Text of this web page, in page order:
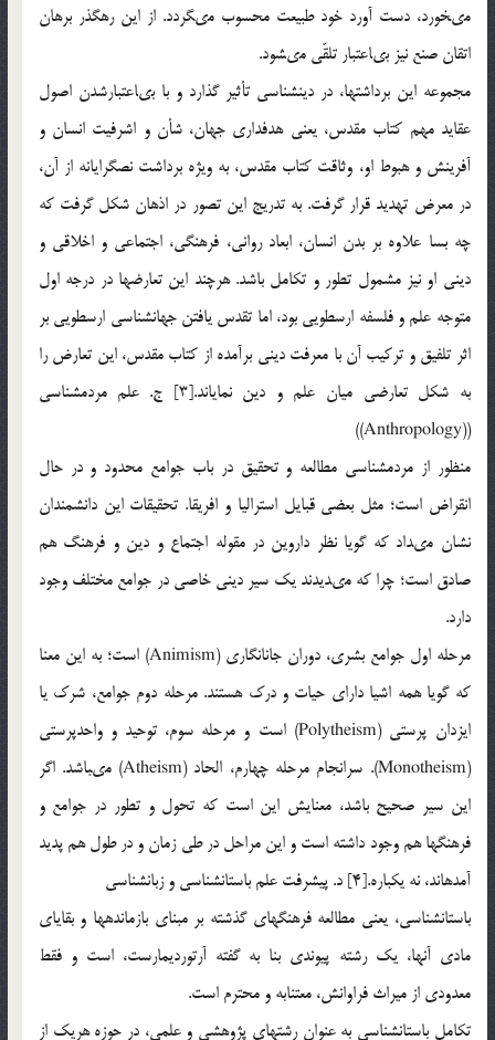
مى‏خورد، دست آورد خود طبيعت محسوب مى‏گردد. از اين رهگذر برهان
اتقان صنع نيز بى‏اعتبار تلقّى مى‏شود.
مجموعه اين برداشت‏ها، در دين‏شناسى تأثير گذارد و با بى‏اعتبارشدن اصول
عقايد مهم كتاب مقدس، يعنى هدف‏دارى جهان، شأن و اشرفيت انسان و
آفرينش و هبوط او، وثاقت كتاب مقدس، به ويژه برداشت نص‏گرايانه از آن،
در معرض تهديد قرار گرفت. به تدريج اين تصور در اذهان شكل گرفت كه
چه بسا علاوه بر بدن انسان، ابعاد روانى، فرهنگى، اجتماعى و اخلاقى و
دينى او نيز مشمول تطور و تكامل باشد. هرچند اين تعارض‏ها در درجه اول
متوجه علم و فلسفه ارسطويى بود، اما تقدس يافتن جهان‏شناسى ارسطويى بر
اثر تلفيق و تركيب آن با معرفت دينى برآمده از كتاب مقدس، اين تعارض را
به شكل تعارضى ميان علم و دين نماياند.[3] ج. علم مردم‏شناسى
((Anthropology))
منظور از مردم‏شناسى مطالعه و تحقيق در باب جوامع محدود و در حال
انقراض است؛ مثل بعضى قبايل استراليا و افريقا. تحقيقات اين دانشمندان
نشان مى‏داد كه گويا نظر داروين در مقوله اجتماع و دين و فرهنگ هم
صادق است؛ چرا كه مى‏ديدند يك سير دينى خاصى در جوامع مختلف وجود
دارد.
مرحله اول جوامع بشرى، دوران جان‏انگارى (Animism) است؛ به اين معنا
كه گويا همه اشيا داراى حيات و درك هستند. مرحله دوم جوامع، شرك يا
ايزدان پرستى (Polytheism) است و مرحله سوم، توحيد و واحدپرستى
(Monotheism). سرانجام مرحله چهارم، الحاد (Atheism) مى‏باشد. اگر
اين سير صحيح باشد، معنايش اين است كه تحول و تطور در جوامع و
فرهنگ‏ها هم وجود داشته است و اين مراحل در طى زمان و در طول هم پديد
آمده‏اند، نه يك‏باره.[4] د. پيشرفت علم باستان‏شناسى و زبان‏شناسى
باستان‏شناسى، يعنى مطالعه فرهنگ‏هاى گذشته بر مبناى بازمانده‏ها و بقاياى
مادى آن‏ها، يك رشته پيوندى بنا به گفته آرتورديمارست، است و فقط
معدودى از ميراث فراوانش، معتنابه و محترم است.
تكامل باستان‏شناسى به عنوان رشته‏اى پژوهشى و علمى، در حوزه هريك از